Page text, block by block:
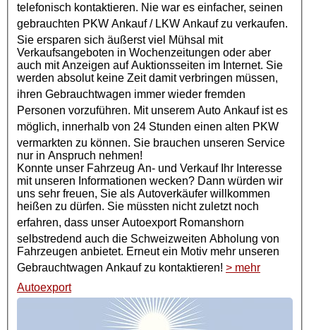
telefonisch kontaktieren. Nie war es einfacher, seinen
gebrauchten PKW Ankauf/ LKW Ankaufzu verkaufen.
Sie ersparen sich äußerst viel Mühsal mit
Verkaufsangeboten in Wochenzeitungen oder aber
auch mit Anzeigen auf Auktionsseiten im Internet. Sie
werden absolut keine Zeit damit verbringen müssen,
ihren Gebrauchtwagen immer wieder fremden
Personen vorzuführen. Mit unserem Auto Ankauf ist es
möglich, innerhalb von 24 Stunden einen alten PKW
vermarkten zu können. Sie brauchen unseren Service
nur in Anspruch nehmen!
Konnte unser Fahrzeug An- und Verkauf Ihr Interesse
mit unseren Informationen wecken? Dann würden wir
uns sehr freuen, Sie als Autoverkäufer willkommen
heißen zu dürfen. Sie müssten nicht zuletzt noch
erfahren, dass unser AutoexportRomanshorn
selbstredend auch die Schweizweiten Abholung von
Fahrzeugen anbietet. Erneut ein Motiv mehr unseren
Gebrauchtwagen Ankaufzu kontaktieren! > mehr
Autoexport